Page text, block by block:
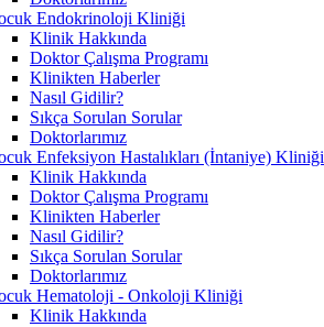
Endokrinoloji Kliniği
Klinik Hakkında
Doktor Çalışma Programı
Klinikten Haberler
Nasıl Gidilir?
Sıkça Sorulan Sorular
Doktorlarımız
Enfeksiyon Hastalıkları (İntaniye) Kliniği
Klinik Hakkında
Doktor Çalışma Programı
Klinikten Haberler
Nasıl Gidilir?
Sıkça Sorulan Sorular
Doktorlarımız
Hematoloji - Onkoloji Kliniği
Klinik Hakkında